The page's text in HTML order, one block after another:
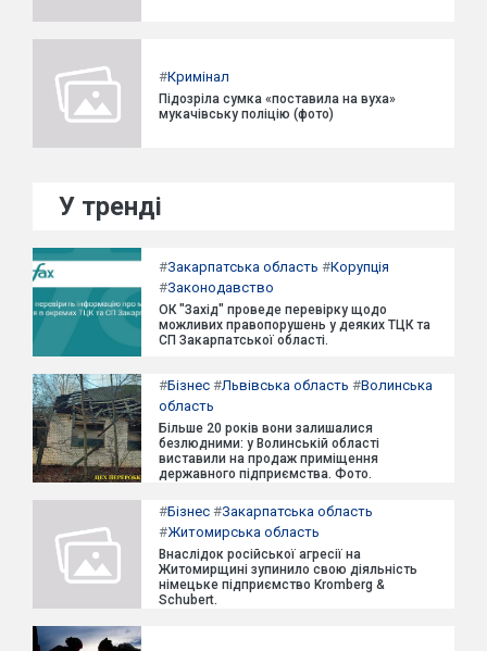
#Кримінал
Підозріла сумка «поставила на вуха»
мукачівську поліцію (фото)
У тренді
#Закарпатська область #Корупція
#Законодавство
ОК "Захід" проведе перевірку щодо
можливих правопорушень у деяких ТЦК та
СП Закарпатської області.
#Бізнес #Львівська область #Волинська
область
Більше 20 років вони залишалися
безлюдними: у Волинській області
виставили на продаж приміщення
державного підприємства. Фото.
#Бізнес #Закарпатська область
#Житомирська область
Внаслідок російської агресії на
Житомирщині зупинило свою діяльність
німецьке підприємство Kromberg &
Schubert.